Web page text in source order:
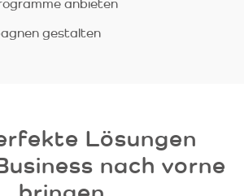
anbieten
gestalten
Lösungen
nach vorne